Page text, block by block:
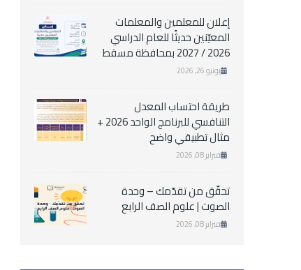
إعلان للمعلمين والمعلمات
المعيّنين حديثًا للعام الدراسي
2026 / 2027 بمحافظة مسقط
يونيو 26, 2026
طريقة احتساب المعدل
التنافسي للبرنامج الواحد 2026 +
مثال تطبيقي واضح
فبراير 08, 2026
تحقّق من تقدّمك – وحدة
الصوت | علوم الصف الرابع
فبراير 08, 2026